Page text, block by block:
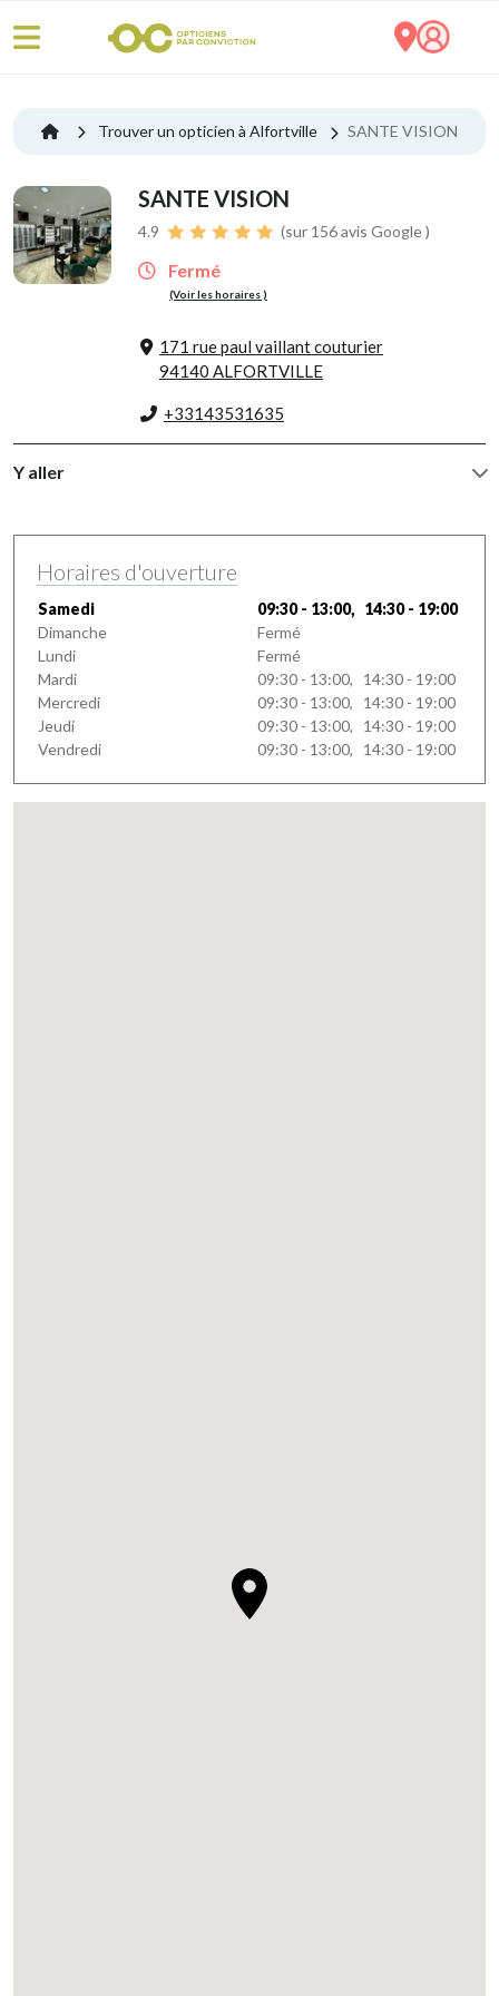
Trouver un opticien à Alfortville SANTE VISION
SANTE VISION
4.9 (sur 156 avis Google )
Fermé
(Voir les horaires )
171 rue paul vaillant couturier
94140 ALFORTVILLE
+33143531635
Y aller
Horaires d'ouverture
Samedi
09:30 - 13:00, 14:30 - 19:00
Dimanche
Fermé
Lundi
Fermé
Mardi
09:30 - 13:00, 14:30 - 19:00
Mercredi
09:30 - 13:00, 14:30 - 19:00
Jeudi
09:30 - 13:00, 14:30 - 19:00
Vendredi
09:30 - 13:00, 14:30 - 19:00